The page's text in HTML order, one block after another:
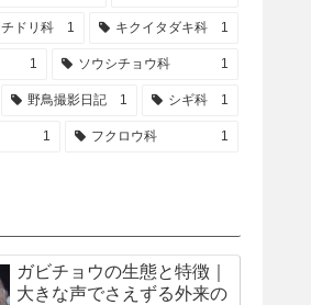
チドリ科 1 キクイタダキ科 1
1 ソウシチョウ科 1
野鳥撮影日記 1 シギ科 1
1 フクロウ科 1
ガビチョウの生態と特徴｜
大きな声でさえずる外来の